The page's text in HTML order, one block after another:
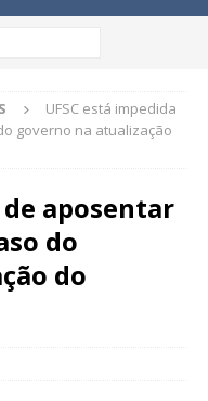
UFSC está impedida
governo na atualização
de aposentar
do
do